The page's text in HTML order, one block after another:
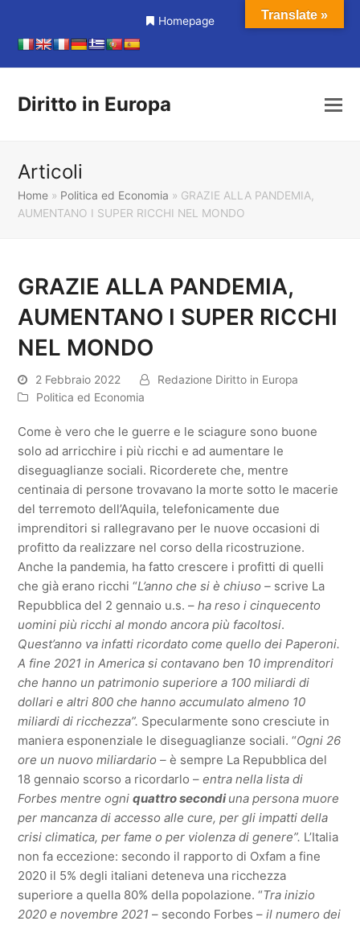
Homepage
Diritto in Europa
Articoli
Home » Politica ed Economia » GRAZIE ALLA PANDEMIA,
AUMENTANO I SUPER RICCHI NEL MONDO
GRAZIE ALLA PANDEMIA,
AUMENTANO I SUPER RICCHI
NEL MONDO
2 Febbraio 2022
Redazione Diritto in Europa
Politica ed Economia
Come è vero che le guerre e le sciagure sono buone
solo ad arricchire i più ricchi e ad aumentare le
diseguaglianze sociali. Ricorderete che, mentre
centinaia di persone trovavano la morte sotto le macerie
del terremoto dell’Aquila, telefonicamente due
imprenditori si rallegravano per le nuove occasioni di
profitto da realizzare nel corso della ricostruzione.
Anche la pandemia, ha fatto crescere i profitti di quelli
che già erano ricchi “L’anno che si è chiuso – scrive La
Repubblica del 2 gennaio u.s. –ha reso i cinquecento
uomini più ricchi al mondo ancora più facoltosi.
Quest’anno va infatti ricordato come quello dei Paperoni.
A fine 2021 in America si contavano ben 10 imprenditori
che hanno un patrimonio superiore a 100 miliardi di
dollari e altri 800 che hanno accumulato almeno 10
miliardi di ricchezza”. Specularmente sono cresciute in
maniera esponenziale le diseguaglianze sociali. “Ogni 26
ore un nuovo miliardario –è sempre La Repubblica del
18 gennaio scorso a ricordarlo –entra nella lista di
Forbes mentre ogniquattro secondiuna persona muore
per mancanza di accesso alle cure, per gli impatti della
crisi climatica, per fame o per violenza di genere”. L’Italia
non fa eccezione: secondo il rapporto di Oxfam a fine
2020 il 5% degli italiani deteneva una ricchezza
superiore a quella 80% della popolazione. “Tra inizio
2020 e novembre 2021 – secondo Forbes –il numero dei
Translate »